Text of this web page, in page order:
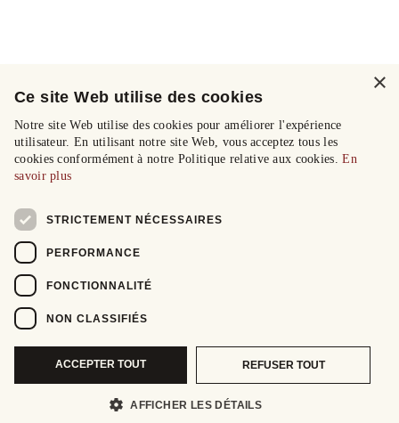
×
Ce site Web utilise des cookies
Notre site Web utilise des cookies pour améliorer l'expérience
utilisateur. En utilisant notre site Web, vous acceptez tous les
cookies conformément à notre Politique relative aux cookies.En
savoir plus
STRICTEMENT NÉCESSAIRES
PERFORMANCE
FONCTIONNALITÉ
NON CLASSIFIÉS
ACCEPTER TOUT REFUSER TOUT
AFFICHER LES DÉTAILS